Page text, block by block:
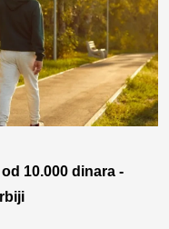
10.000 dinara -